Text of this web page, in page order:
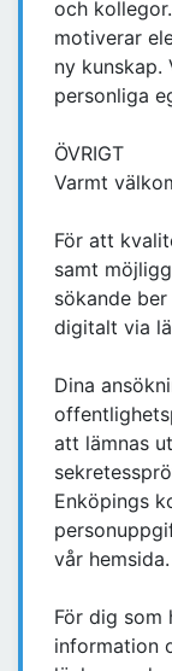
och
motiverar
ny
personliga
ÖVRIGT
Varmt
För att
samt
sökande
digitalt via
Dina
att lämnas
Enköpings
vår hemsida.
För dig som
information